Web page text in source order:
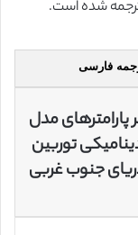
شده است.
فارسی
پارامترهای مدل
توربین
جنوب غربی